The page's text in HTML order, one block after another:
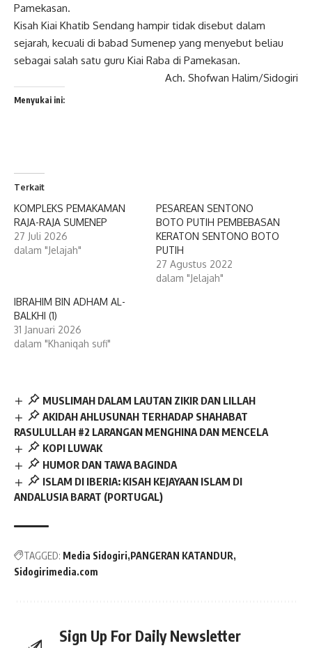
Pamekasan.
Kisah Kiai Khatib Sendang hampir tidak disebut dalam
sejarah, kecuali di babad Sumenep yang menyebut beliau
sebagai salah satu guru Kiai Raba di Pamekasan.
Ach. Shofwan Halim/Sidogiri
Menyukai ini:
Terkait
KOMPLEKS PEMAKAMAN
RAJA-RAJA SUMENEP
27 Juli 2026
dalam "Jelajah"
PESAREAN SENTONO
BOTO PUTIH PEMBEBASAN
KERATON SENTONO BOTO
PUTIH
27 Agustus 2022
dalam "Jelajah"
IBRAHIM BIN ADHAM AL-
BALKHI (1)
31 Januari 2026
dalam "Khaniqah sufi"
MUSLIMAH DALAM LAUTAN ZIKIR DAN LILLAH
AKIDAH AHLUSUNAH TERHADAP SHAHABAT
RASULULLAH #2 LARANGAN MENGHINA DAN MENCELA
KOPI LUWAK
HUMOR DAN TAWA BAGINDA
ISLAM DI IBERIA: KISAH KEJAYAAN ISLAM DI
ANDALUSIA BARAT (PORTUGAL)
TAGGED: Media Sidogiri PANGERAN KATANDUR
Sidogirimedia.com
Sign Up For Daily Newsletter